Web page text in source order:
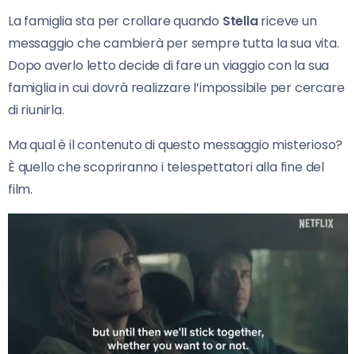
La famiglia sta per crollare quando Stellariceve un
messaggio che cambierà per sempre tutta la sua vita.
Dopo averlo letto decide di fare un viaggio con la sua
famiglia in cui dovrà realizzare l’impossibile per cercare
di riunirla.
Ma qual è il contenuto di questo messaggio misterioso?
È quello che scopriranno i telespettatori alla fine del
film.